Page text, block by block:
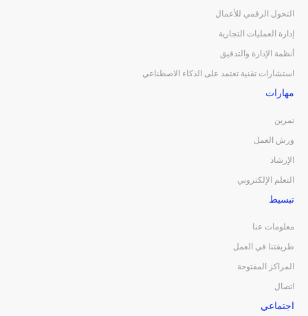
التحول الرقمي للأعمال
إدارة العمليات التجارية
أنظمة الإدارة والتدقيق
استشارات تقنية تعتمد على الذكاء الاصطناعي
مهارات
تمرين
ورش العمل
الإرشاد
التعلم الإلكتروني
تبسيط
معلومات عنا
طريقتنا في العمل
المراكز المفتوحة
اتصال
اجتماعي